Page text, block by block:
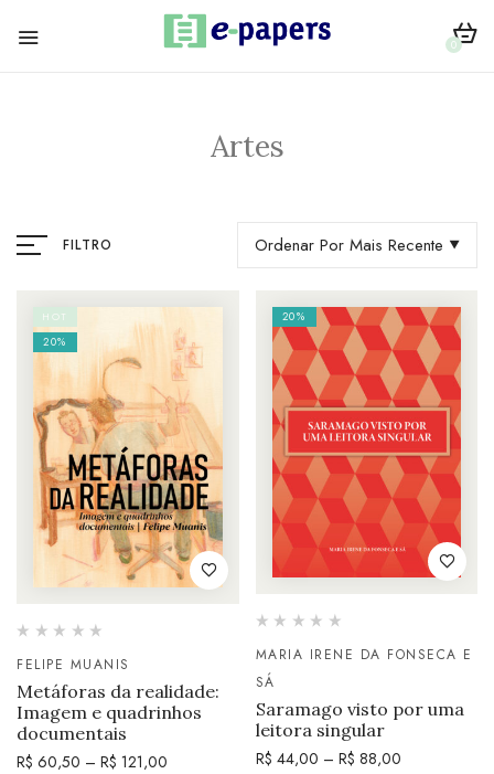
0
Artes
FILTRO Ordenar Por Mais Recente
HOT
20%
FELIPE MUANIS
Metáforas da realidade:
Imagem e quadrinhos
documentais
R$ 60,50 – R$ 121,00
20%
MARIA IRENE DA FONSECA E
SÁ
Saramago visto por uma
leitora singular
R$ 44,00 – R$ 88,00